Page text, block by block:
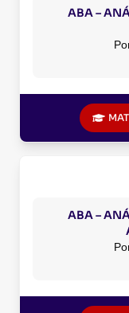
ABA –
ABA –